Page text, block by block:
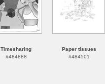
Timesharing
#484888
Paper tissues
#484501